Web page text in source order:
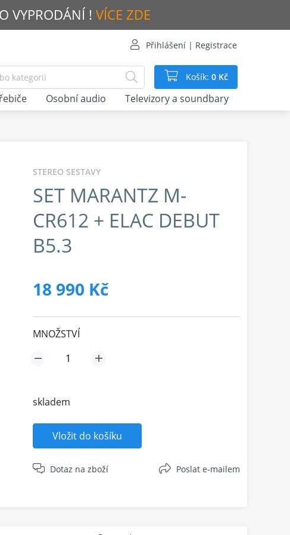
VYPRODÁNÍ ! VÍCE ZDE
Přihlášení | Registrace
Košík: 0 Kč
STEREO SESTAVY
SET MARANTZ M-
CR612 + ELAC DEBUT
B5.3
18 990 Kč
MNOŽSTVÍ
skladem
Vložit do košíku
Dotaz na zboží Poslat e-mailem
Osobní audio Televizory a soundbary